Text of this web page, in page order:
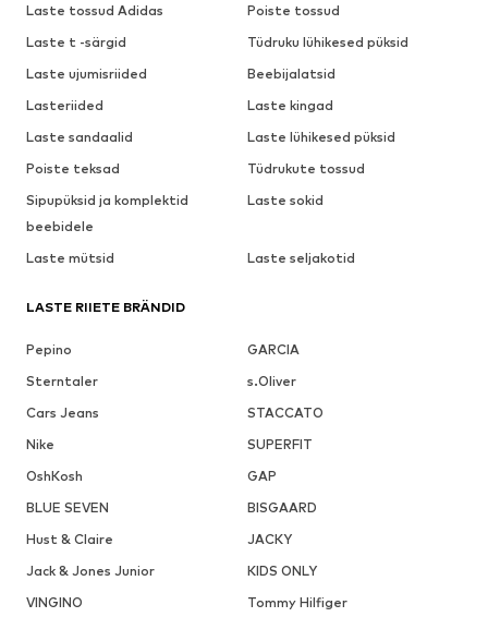
Laste tossud Adidas
Poiste tossud
Laste t -särgid
Tüdruku lühikesed püksid
Laste ujumisriided
Beebijalatsid
Lasteriided
Laste kingad
Laste sandaalid
Laste lühikesed püksid
Poiste teksad
Tüdrukute tossud
Sipupüksid ja komplektid
beebidele
Laste sokid
Laste mütsid Laste seljakotid
LASTE RIIETE BRÄNDID
Pepino
GARCIA
Sterntaler
s.Oliver
Cars Jeans
STACCATO
Nike
SUPERFIT
OshKosh
GAP
BLUE SEVEN
BISGAARD
Hust & Claire
JACKY
Jack & Jones Junior
KIDS ONLY
VINGINO
Tommy Hilfiger